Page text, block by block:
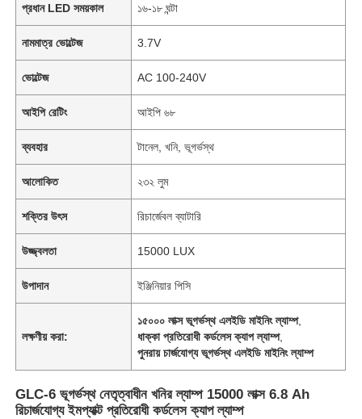
প্রধান LED সময়কাল ১৬-১৮ ঘন্টা
নামমাত্র ভোল্টেজ 3.7V
ভোল্টেজ AC 100-240V
আইপি রেটিং আইপি ৬৮
ব্যবহার টানেল, খনি, ভূগর্ভস্থ
আলোকিত ২৩২ লুম
শক্তির উৎস রিচার্জেবল ব্যাটারি
উজ্জ্বলতা 15000 LUX
উপাদান ইঞ্জিনিয়ার পিসি
লক্ষণীয় করা:
১৫০০০ লাক্স ভূগর্ভস্থ এলইডি মাইনিং ল্যাম্প,
ধাক্কা প্রতিরোধী কর্ডলেস ক্যাপ ল্যাম্প,
পুনরায় চার্জযোগ্য ভূগর্ভস্থ এলইডি মাইনিং ল্যাম্প
GLC-6 ভূগর্ভস্থ নেতৃত্বাধীন খনির ল্যাম্প 15000 লাক্স 6.8 Ah
রিচার্জযোগ্য ইমপ্যাক্ট প্রতিরোধী কর্ডলেস ক্যাপ ল্যাম্প